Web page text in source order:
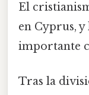
El
en Cyprus,
importante
Tras la